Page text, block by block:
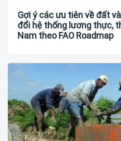
Gợi ý các ưu tiên về đất
đổi hệ thống lương thực,
Nam theo FAO Roadmap